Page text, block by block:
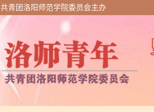
共青团洛阳师范学院委员会主办